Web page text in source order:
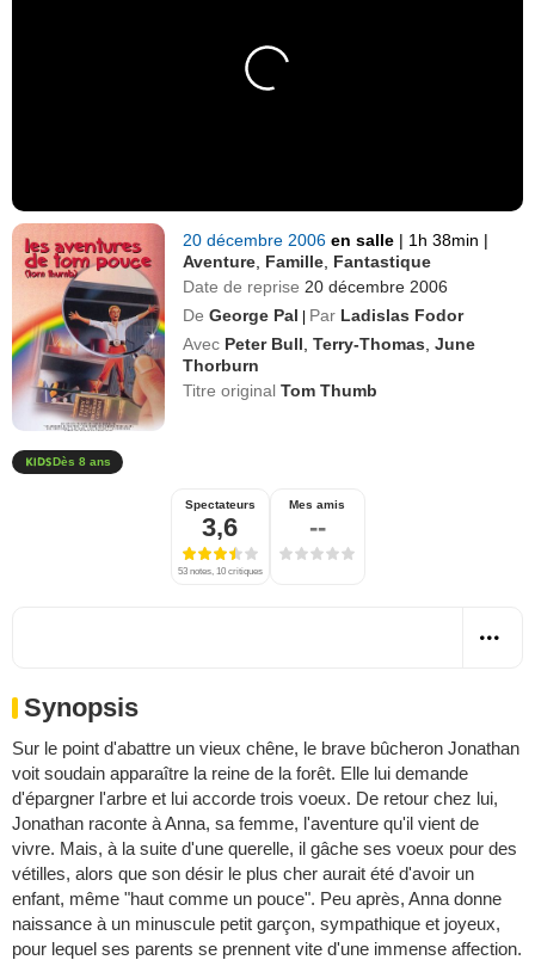
20 décembre 2006en salle | 1h 38min |
Aventure Famille Fantastique
Date de reprise 20 décembre 2006
De George Pal | Par Ladislas Fodor
Avec Peter Bull ,Terry-Thomas ,June
Thorburn
Titre originalTom Thumb
Dès 8 ans
Spectateurs
3,6
53 notes, 10 critiques
Mes amis
--
Synopsis
Sur le point d'abattre un vieux chêne, le brave bûcheron Jonathan
voit soudain apparaître la reine de la forêt. Elle lui demande
d'épargner l'arbre et lui accorde trois voeux. De retour chez lui,
Jonathan raconte à Anna, sa femme, l'aventure qu'il vient de
vivre. Mais, à la suite d'une querelle, il gâche ses voeux pour des
vétilles, alors que son désir le plus cher aurait été d'avoir un
enfant, même "haut comme un pouce". Peu après, Anna donne
naissance à un minuscule petit garçon, sympathique et joyeux,
pour lequel ses parents se prennent vite d'une immense affection.